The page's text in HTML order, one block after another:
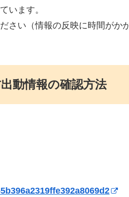
います。
さい（情報の反映に時間がか
動情報の確認方法